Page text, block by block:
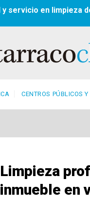
servicio en limpieza
CENTROS PÚBLICOS
Limpieza
inmueble en